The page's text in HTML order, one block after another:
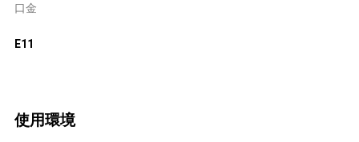
口金
E11
使用環境